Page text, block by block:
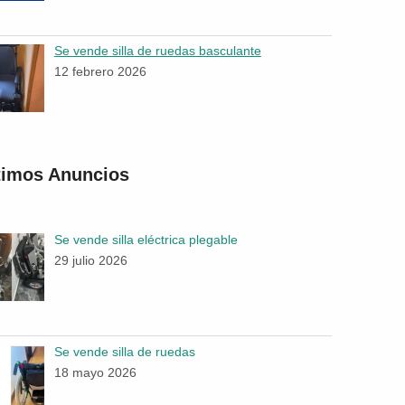
Se vende silla de ruedas basculante
12 febrero 2026
Anuncios
Se vende silla eléctrica plegable
29 julio 2026
Se vende silla de ruedas
18 mayo 2026